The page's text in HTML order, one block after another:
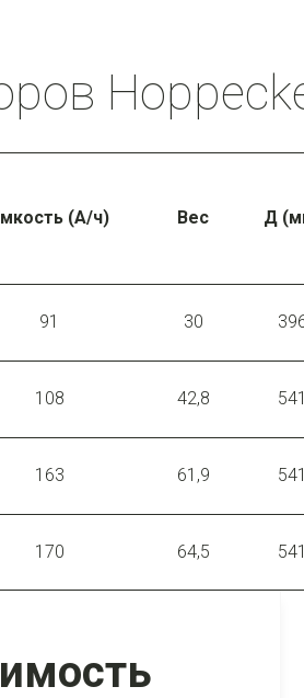
(А/ч) Вес Д
91 30
108 42,8 541
163 61,9 541
170 64,5 541